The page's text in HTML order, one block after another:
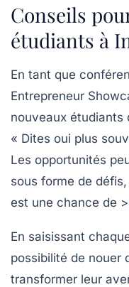
Conseils
étudiants à
En tant que
Entrepreneur
nouveaux étudiants
« Dites oui plus
Les opportunités
sous forme de
est une chance de
En saisissant
possibilité de nouer
transformer leur